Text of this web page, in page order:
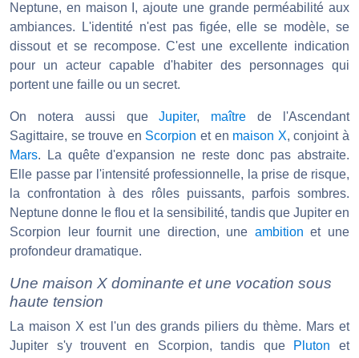
Neptune, en maison I, ajoute une grande perméabilité aux
ambiances. L'identité n'est pas figée, elle se modèle, se
dissout et se recompose. C'est une excellente indication
pour un acteur capable d'habiter des personnages qui
portent une faille ou un secret.
On notera aussi queJupiter, maître de l'Ascendant
Sagittaire, se trouve en Scorpion et en maison X, conjoint à
Mars. La quête d'expansion ne reste donc pas abstraite.
Elle passe par l'intensité professionnelle, la prise de risque,
la confrontation à des rôles puissants, parfois sombres.
Neptune donne le flou et la sensibilité, tandis que Jupiter en
Scorpion leur fournit une direction, une ambition et une
profondeur dramatique.
Une maison X dominante et une vocation sous
haute tension
La maison X est l'un des grands piliers du thème. Mars et
Jupiter s'y trouvent en Scorpion, tandis que Pluton et